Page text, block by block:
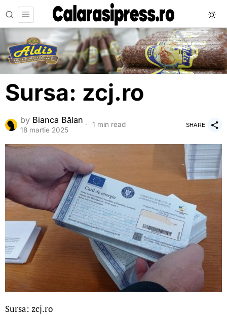
Sursa: zcj.ro
by Bianca Bălan
18 martie 2025
1 min read SHARE
Sursa: zcj.ro